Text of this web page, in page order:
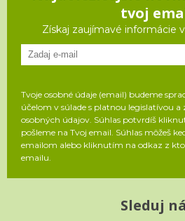
tvoj
Získaj zaujímavé informácie
Tvoje osobné údaje (email) budeme
účelom v súlade s platnou legislatívou a
osobných údajov. Súhlas potvrdíš
pošleme na Tvoj email. Súhlas môžeš
emailom alebo kliknutím na odkaz z
emailu.
Sleduj